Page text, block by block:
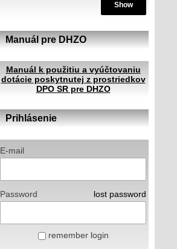
Show
Manuál pre DHZO
Manuál k použitiu a vyúčtovaniu
dotácie poskytnutej z prostriedkov
DPO SR pre DHZO
Prihlásenie
E-mail
Password lost password
remember login